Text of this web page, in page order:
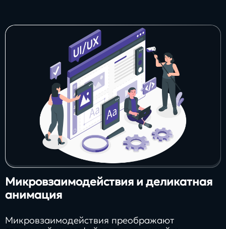
Микровзаимодействия и деликатная
анимация
Микровзаимодействия преображают